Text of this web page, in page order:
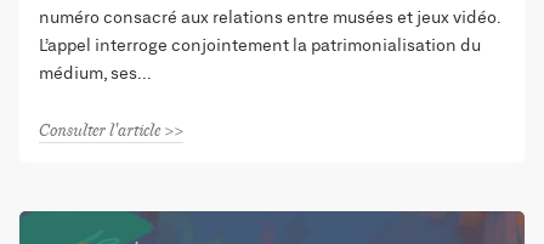
numéro consacré aux relations entre musées et jeux vidéo.
L’appel interroge conjointement la patrimonialisation du
médium, ses
Consulter l'article